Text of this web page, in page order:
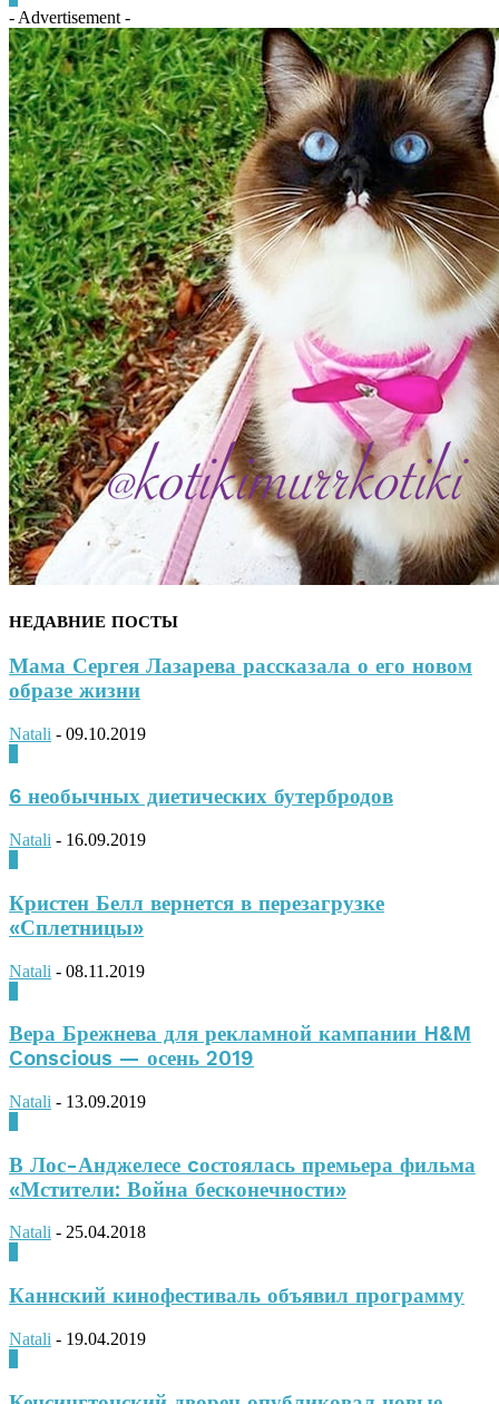
- Advertisement -
НЕДАВНИЕ ПОСТЫ
Мама Сергея Лазарева рассказала о его новом
образе жизни
Natali - 09.10.2019
6 необычных диетических бутербродов
Natali - 16.09.2019
Кристен Белл вернется в перезагрузке
«Сплетницы»
Natali - 08.11.2019
Вера Брежнева для рекламной кампании H&M
Conscious — осень 2019
Natali - 13.09.2019
В Лос-Анджелесе cостоялась премьера фильма
«Мстители: Война бесконечности»
Natali - 25.04.2018
Каннский кинофестиваль объявил программу
Natali - 19.04.2019